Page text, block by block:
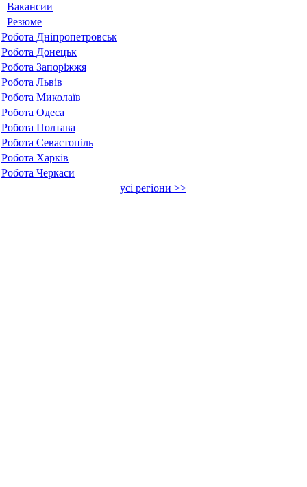
Вакансии
Резюме
Робота Дніпропетровськ
Робота Донецьк
Робота Запоріжжя
Робота Львів
Робота Миколаїв
Робота Одеса
Робота Полтава
Робота Севастопіль
Робота Харків
Робота Черкаси
усі регіони >>